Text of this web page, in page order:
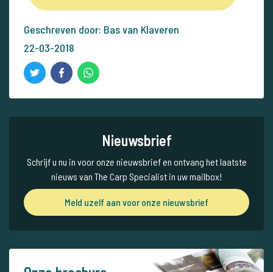
Geschreven door: Bas van Klaveren
22-03-2018
Nieuwsbrief
Schrijf u nu in voor onze nieuwsbrief en ontvang het laatste
nieuws van The Carp Specialist in uw mailbox!
Meld uzelf aan voor onze nieuwsbrief